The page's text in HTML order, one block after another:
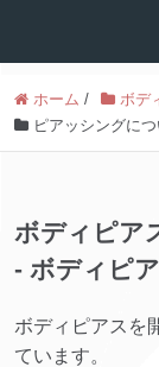
ホーム / ボデ
ピアッシングに
ボディピア
- ボディピ
ボディピアスを
ています。